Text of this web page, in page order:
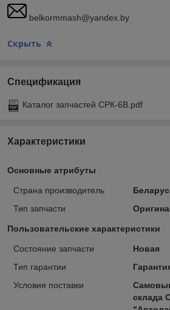
belkormmash@yandex.by
Скрыть
Спецификация
Каталог запчастей СРК-6В.pdf
Характеристики
Основные атрибуты
Страна производитель
Тип запчасти
Пользовательские характеристики
Состояние запчасти
Новая
Тип гарантии
Условия поставки
склада